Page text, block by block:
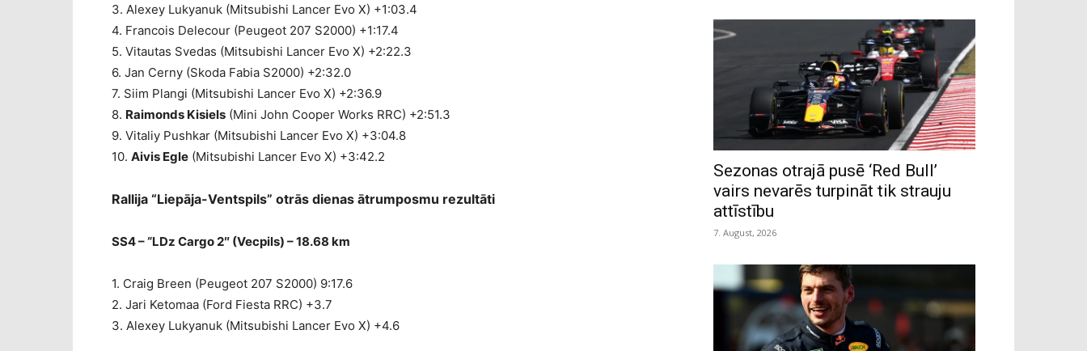
3. Alexey Lukyanuk (Mitsubishi Lancer Evo X) +1:03.4
4. Francois Delecour (Peugeot 207 S2000) +1:17.4
5. Vitautas Svedas (Mitsubishi Lancer Evo X) +2:22.3
6. Jan Cerny (Skoda Fabia S2000) +2:32.0
7. Siim Plangi (Mitsubishi Lancer Evo X) +2:36.9
8. Raimonds Kisiels (Mini John Cooper Works RRC) +2:51.3
9. Vitaliy Pushkar (Mitsubishi Lancer Evo X) +3:04.8
10. Aivis Egle (Mitsubishi Lancer Evo X) +3:42.2
Rallija “Liepāja-Ventspils” otrās dienas ātrumposmu rezultāti
SS4 – “LDz Cargo 2″ (Vecpils) – 18.68 km
1. Craig Breen (Peugeot 207 S2000) 9:17.6
2. Jari Ketomaa (Ford Fiesta RRC) +3.7
3. Alexey Lukyanuk (Mitsubishi Lancer Evo X) +4.6
Sezonas otrajā pusē ‘Red Bull’
vairs nevarēs turpināt tik strauju
attīstību
7. August, 2026